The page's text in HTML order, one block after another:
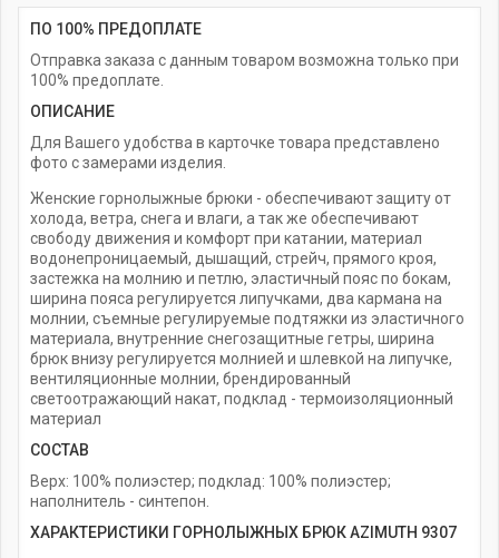
ПО 100% ПРЕДОПЛАТЕ
Отправка заказа с данным товаром возможна только при
100% предоплате.
ОПИСАНИЕ
Для Вашего удобства в карточке товара представлено
фото с замерами изделия.
Женские горнолыжные брюки - обеспечивают защиту от
холода, ветра, снега и влаги, а так же обеспечивают
свободу движения и комфорт при катании, материал
водонепроницаемый, дышащий, стрейч, прямого кроя,
застежка на молнию и петлю, эластичный пояс по бокам,
ширина пояса регулируется липучками, два кармана на
молнии, съемные регулируемые подтяжки из эластичного
материала, внутренние снегозащитные гетры, ширина
брюк внизу регулируется молнией и шлевкой на липучке,
вентиляционные молнии, брендированный
светоотражающий накат, подклад - термоизоляционный
материал
СОСТАВ
Верх: 100% полиэстер; подклад: 100% полиэстер;
наполнитель - синтепон.
ХАРАКТЕРИСТИКИ ГОРНОЛЫЖНЫХ БРЮК AZIMUTH 9307